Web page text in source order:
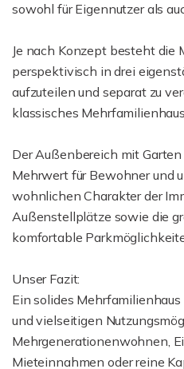
sowohl für Eigennutzer als
Je nach Konzept besteht die
perspektivisch in drei
aufzuteilen und separat zu
klassisches
Der Außenbereich mit
Mehrwert für Bewohner und
wohnlichen Charakter der
Außenstellplätze sowie die
komfortable
Unser Fazit:
Ein solides
und vielseitigen
Mehrgenerationenwohnen,
Mieteinnahmen oder reine